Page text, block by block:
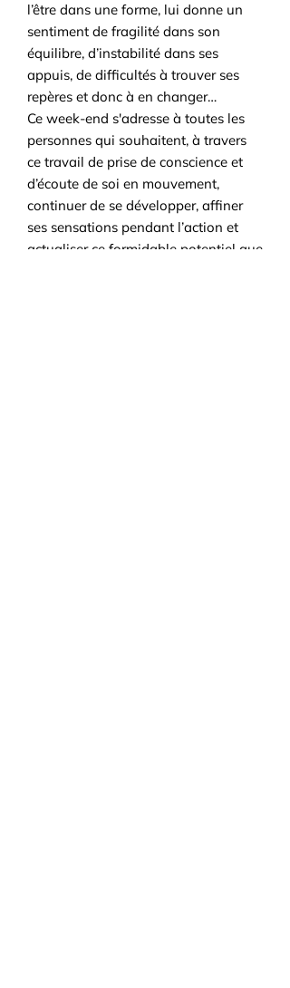
l’être dans une forme, lui donne un
sentiment de fragilité dans son
équilibre, d’instabilité dans ses
appuis, de difficultés à trouver ses
repères et donc à en changer…
Ce week-end s'adresse à toutes les
personnes qui souhaitent, à travers
ce travail de prise de conscience et
d’écoute de soi en mouvement,
continuer de se développer, affiner
ses sensations pendant l’action et
actualiser ce formidable potentiel que